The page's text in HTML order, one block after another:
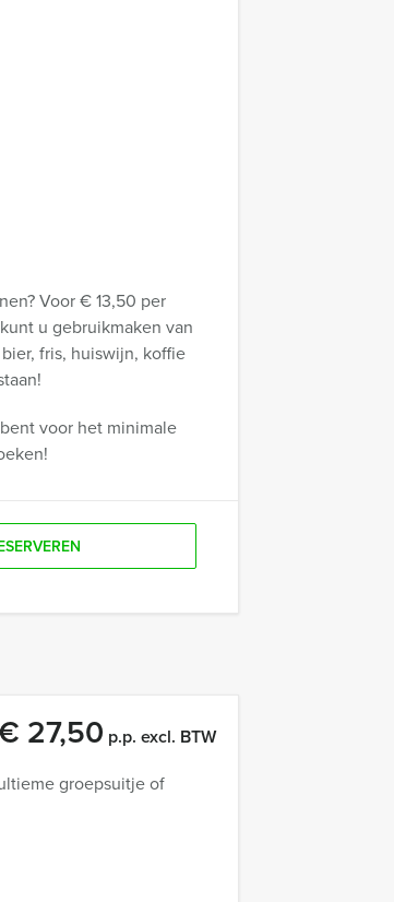
Voor € 13,50 per
u gebruikmaken van
fris, huiswijn, koffie
voor het minimale
27,50 p.p. excl. BTW
groepsuitje of